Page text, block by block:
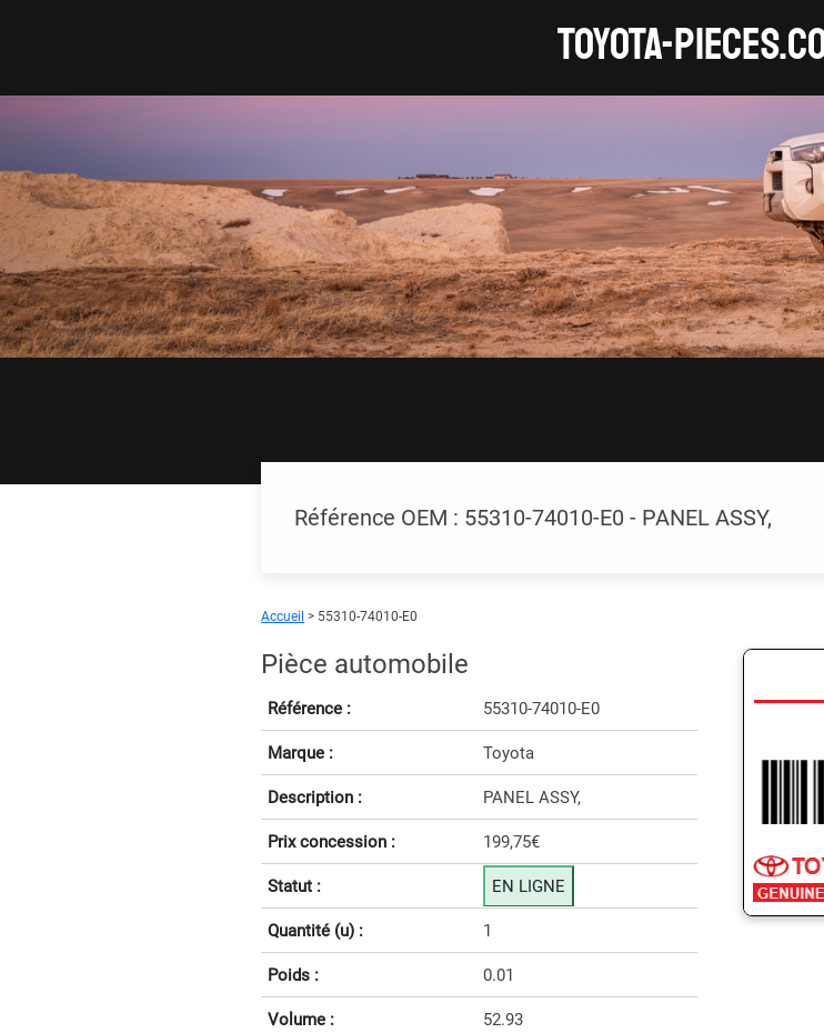
TOYOTA-
Référence OEM : 55310-74010-E0 - PANEL ASSY,
Accueil > 55310-74010-E0
Pièce automobile
Référence : 55310-74010-E0
Marque : Toyota
Description : PANEL ASSY,
Prix concession : 199,75€
Statut : EN LIGNE
Quantité (u) : 1
Poids : 0.01
Volume : 52.93